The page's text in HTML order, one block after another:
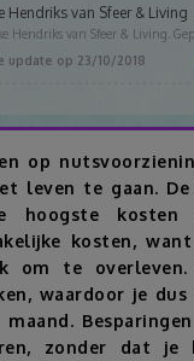
Hendriks van Sfeer & Living.
update op 23/10/2018
op
leven te gaan.
hoogste kosten
kosten,
om te
waardoor je
maand.
zonder dat